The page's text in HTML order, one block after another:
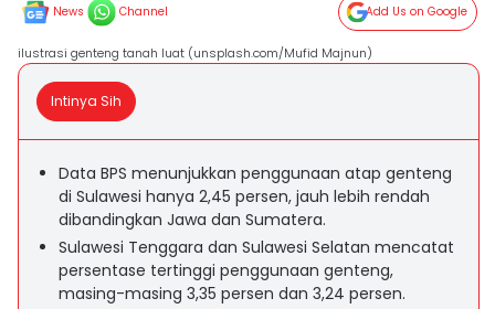
News Channel Add Us on Google
ilustrasi genteng tanah luat (unsplash.com/Mufid Majnun)
Intinya Sih
Data BPS menunjukkan penggunaan atap genteng
di Sulawesi hanya 2,45 persen, jauh lebih rendah
dibandingkan Jawa dan Sumatera.
Sulawesi Tenggara dan Sulawesi Selatan mencatat
persentase tertinggi penggunaan genteng,
masing-masing 3,35 persen dan 3,24 persen.